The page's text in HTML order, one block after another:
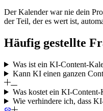
Der Kalender war nie dein
der Teil, der es wert ist,
Häufig gestellte
Was ist ein KI-Content-
Kann KI einen ganzen
Was kostet ein KI-Content-
Wie verhindere ich, dass